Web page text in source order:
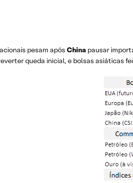
pesam apósChina pausar
queda inicial, e bolsas asiáticas